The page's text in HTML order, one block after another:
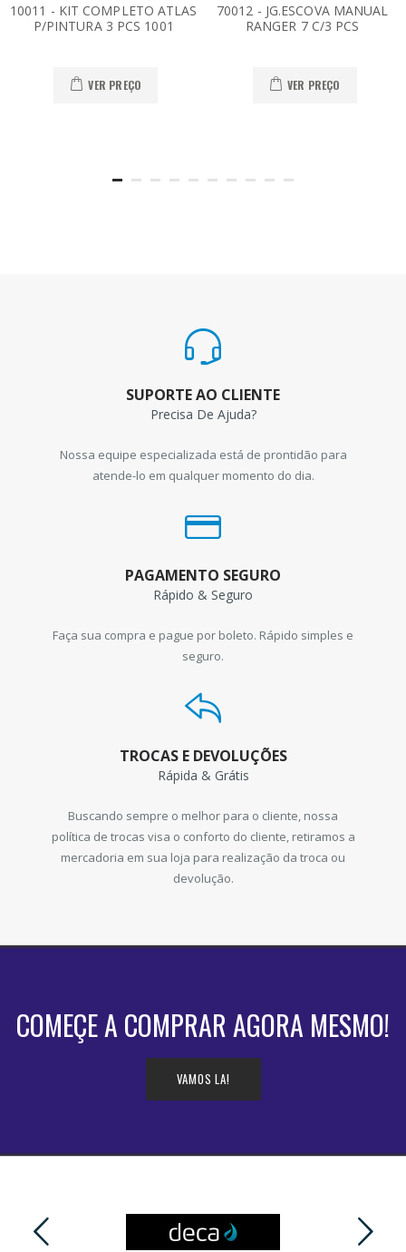
10011 - KIT COMPLETO ATLAS
P/PINTURA 3 PCS 1001
VER PREÇO
70012 - JG.ESCOVA MANUAL
RANGER 7 C/3 PCS
VER PREÇO
SUPORTE AO CLIENTE
Precisa De Ajuda?
Nossa equipe especializada está de prontidão para
atende-lo em qualquer momento do dia.
PAGAMENTO SEGURO
Rápido & Seguro
Faça sua compra e pague por boleto. Rápido simples e
seguro.
TROCAS E DEVOLUÇÕES
Rápida & Grátis
Buscando sempre o melhor para o cliente, nossa
política de trocas visa o conforto do cliente, retiramos a
mercadoria em sua loja para realização da troca ou
devolução.
COMEÇE A COMPRAR AGORA MESMO!
VAMOS LA!